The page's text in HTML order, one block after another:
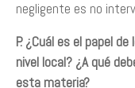
negligente es no
P. ¿Cuál es el papel
nivel local? ¿A qué
esta materia?